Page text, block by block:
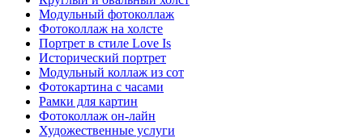
Модульный фотоколлаж
Фотоколлаж на холсте
Портрет в стиле Love Is
Исторический портрет
Модульный коллаж из сот
Фотокартина с часами
Рамки для картин
Фотоколлаж он-лайн
Художественные услуги